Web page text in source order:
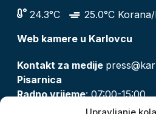
24.3°C
25.0°C
Web kamere u Karlovcu
Kontakt za medije
Pisarnica
Radno vrijeme: 07:00-15:00
pisarnica@karlovac.hr